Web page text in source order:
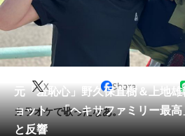
グルメ 地域
住まい 教育
動物 リサー
会員記事
メディア
元「羞恥心」野久保直樹＆上地
ョット 「ヘキサファミリー最高
と反響
X Share
カラオケで歌ったなあ。